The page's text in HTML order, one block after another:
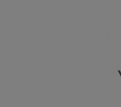
ZAPRASZAMY DO